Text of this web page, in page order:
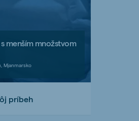
menším množstvom
Mjanmarsko
príbeh